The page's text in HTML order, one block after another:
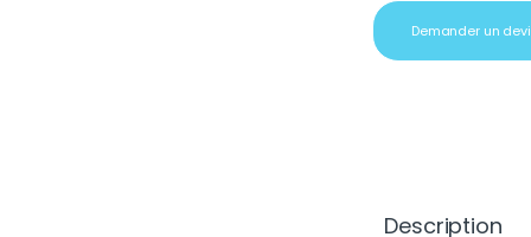
Demander un
Description